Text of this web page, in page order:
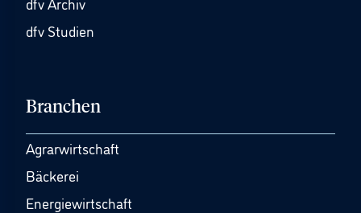
dfv Studien
Branchen
Agrarwirtschaft
Bäckerei
Energiewirtschaft